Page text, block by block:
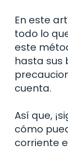
En este
todo lo
este
hasta sus
cuenta.
Así que,
cómo
corriente